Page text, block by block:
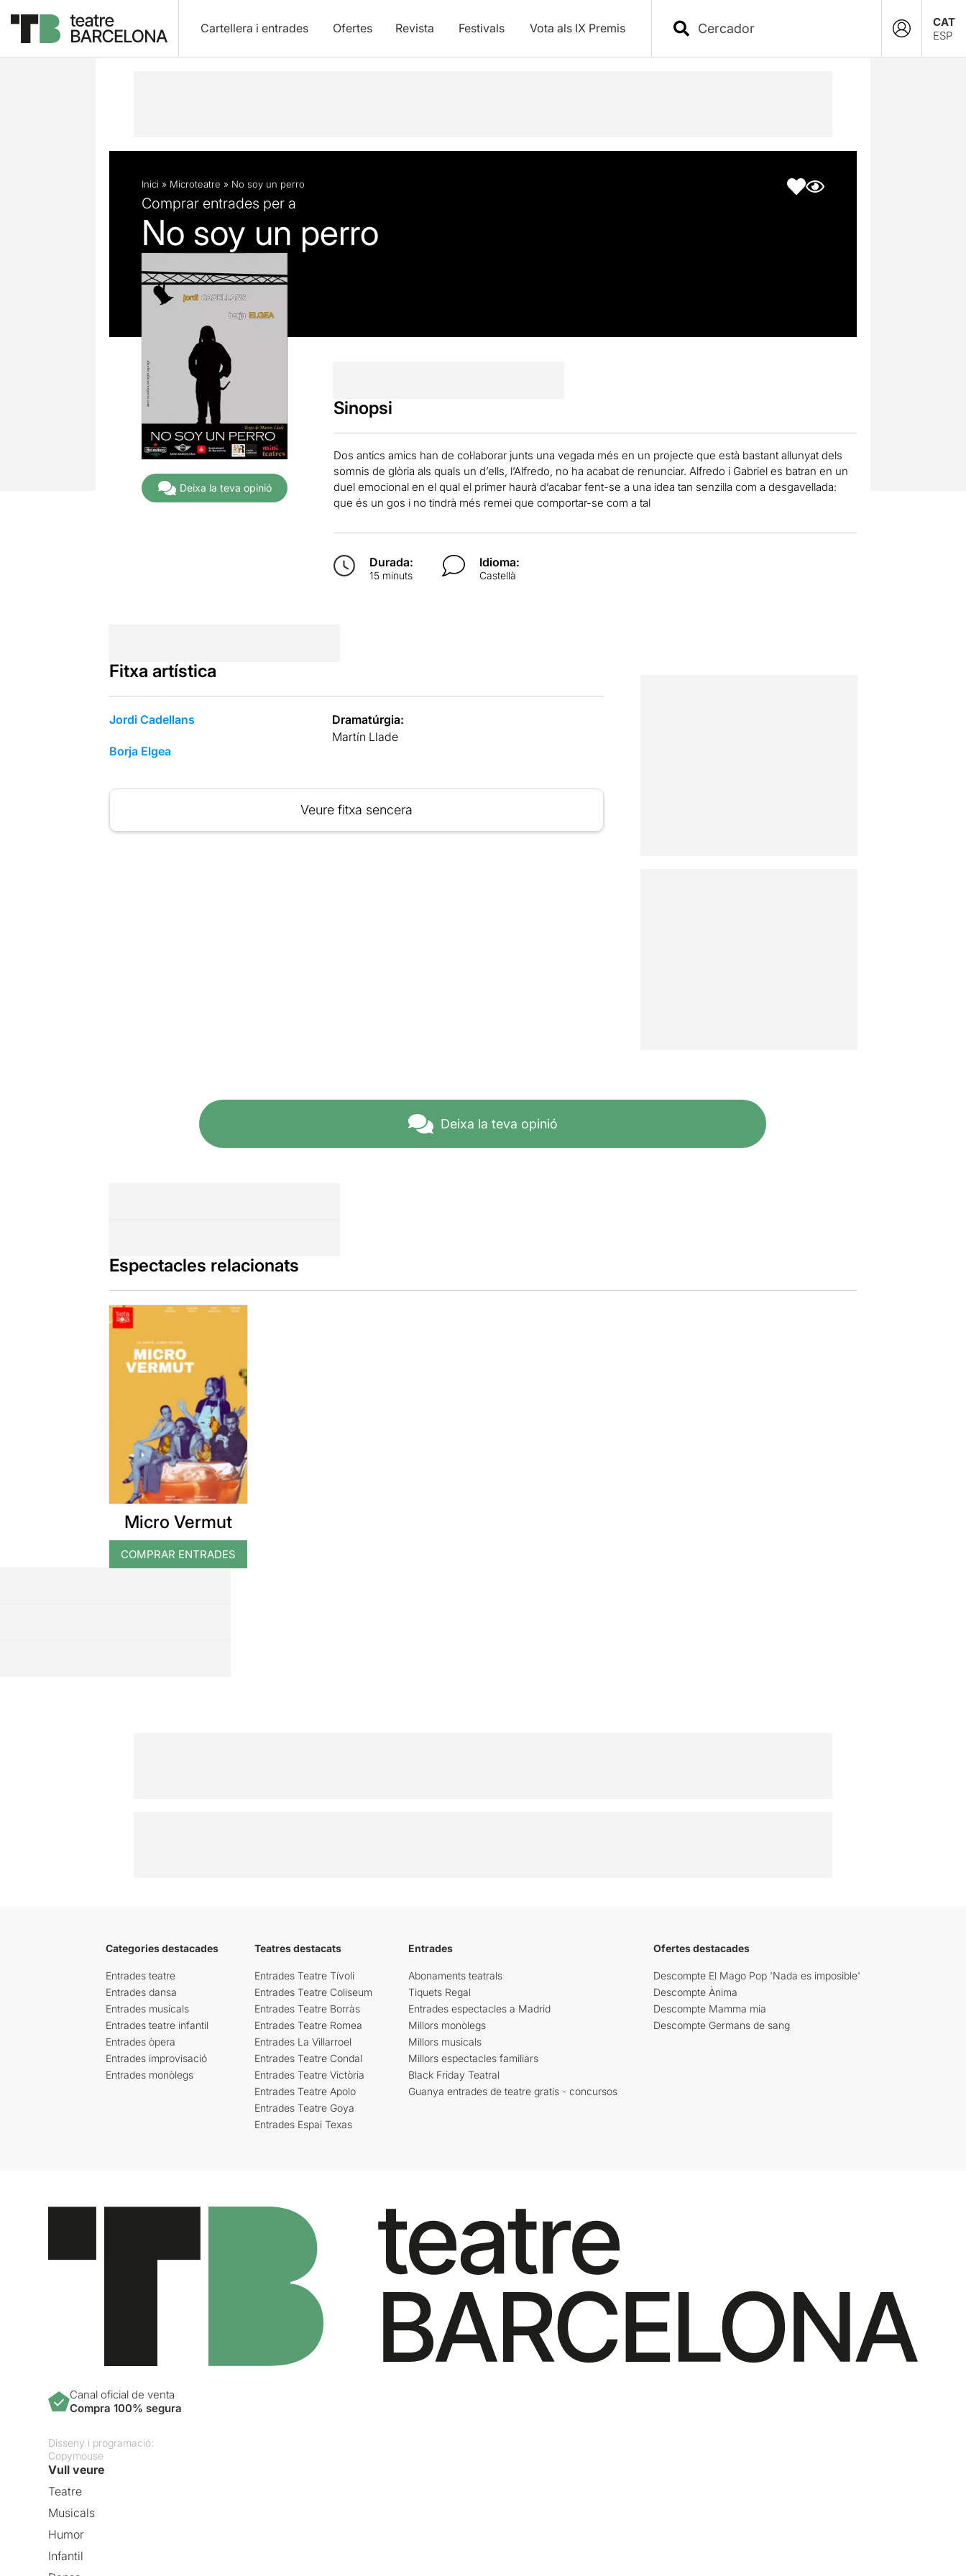
Cartellera i entrades Ofertes Revista Festivals Vota als IX Premis
CAT
ESP
Descripció Fitxa artística
Inici » Microteatre » No soy un perro
Comprar entrades per a
No soy un perro
Deixa la teva opinió
Sinopsi
Dos antics amics han de col·laborar junts una vegada més en un projecte que està bastant allunyat dels
somnis de glòria als quals un d’ells, l’Alfredo, no ha acabat de renunciar. Alfredo i Gabriel es batran en un
duel emocional en el qual el primer haurà d’acabar fent-se a una idea tan senzilla com a desgavellada:
que és un gos i no tindrà més remei que comportar-se com a tal
Durada:
15 minuts
Idioma:
Castellà
Fitxa artística
Jordi Cadellans
Borja Elgea
Dramatúrgia:
Martín Llade
Veure fitxa sencera
Deixa la teva opinió
Espectacles relacionats
Micro Vermut
COMPRAR ENTRADES
Categories destacades
Entrades teatre
Entrades dansa
Entrades musicals
Entrades teatre infantil
Entrades òpera
Entrades improvisació
Entrades monòlegs
Teatres destacats
Entrades Teatre Tívoli
Entrades Teatre Coliseum
Entrades Teatre Borràs
Entrades Teatre Romea
Entrades La Villarroel
Entrades Teatre Condal
Entrades Teatre Victòria
Entrades Teatre Apolo
Entrades Teatre Goya
Entrades Espai Texas
Entrades
Abonaments teatrals
Tiquets Regal
Entrades espectacles a Madrid
Millors monòlegs
Millors musicals
Millors espectacles familiars
Black Friday Teatral
Guanya entrades de teatre gratis - concursos
Ofertes destacades
Descompte El Mago Pop 'Nada es imposible'
Descompte Ànima
Descompte Mamma mia
Descompte Germans de sang
Canal oficial de venta
Compra 100% segura
Disseny i programació:
Copymouse
Vull veure
Teatre
Musicals
Humor
Infantil